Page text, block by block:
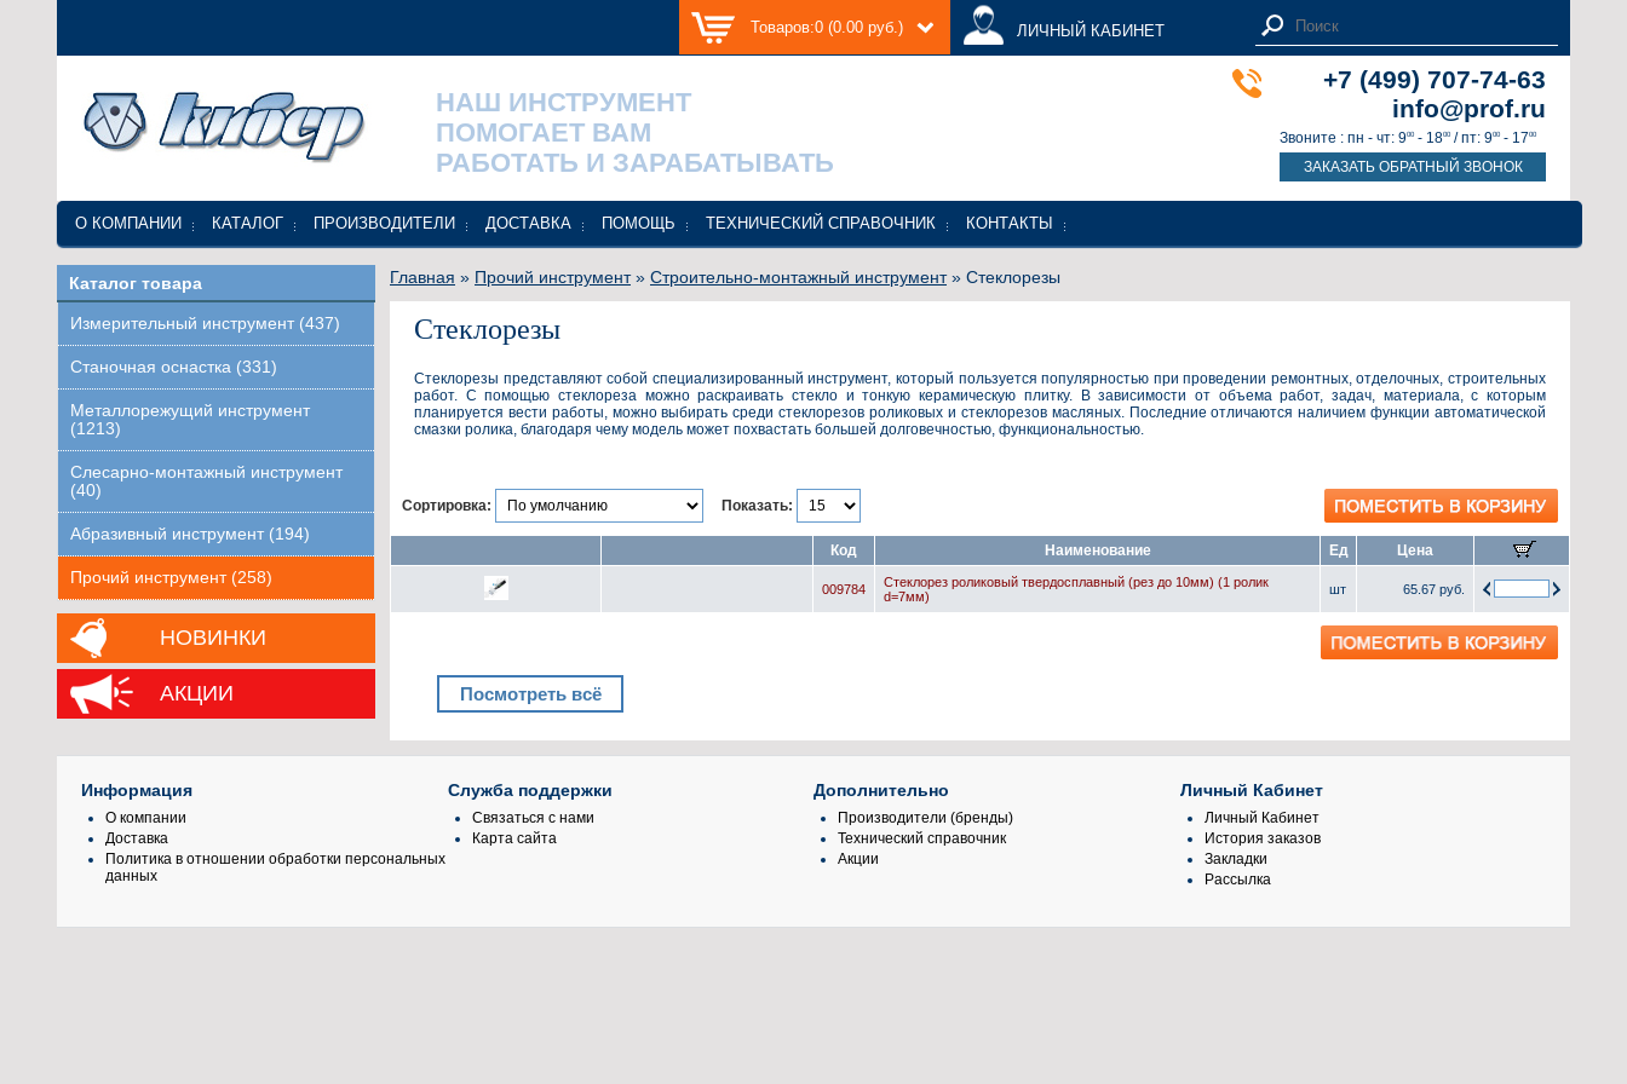
Товаров:0 (0.00 руб.) ЛИЧНЫЙ КАБИНЕТ
НАШ ИНСТРУМЕНТ
ПОМОГАЕТ ВАМ
РАБОТАТЬ И ЗАРАБАТЫВАТЬ
ЗАКАЗАТЬ ОБРАТНЫЙ ЗВОНОК
+7 (499) 707-74-63
info@prof.ru
Звоните : пн - чт: 900 - 1800 / пт: 900 - 1700
О КОМПАНИИ КАТАЛОГ ПРОИЗВОДИТЕЛИ ДОСТАВКА ПОМОЩЬ ТЕХНИЧЕСКИЙ СПРАВОЧНИК КОНТАКТЫ
Каталог товара
Измерительный инструмент (437)
Станочная оснастка (331)
Металлорежущий инструмент
(1213)
Слесарно-монтажный инструмент
(40)
Абразивный инструмент (194)
Прочий инструмент (258)
НОВИНКИ
АКЦИИ
Главная » Прочий инструмент» Строительно-монтажный инструмент» Стеклорезы
Стеклорезы
Стеклорезы представляют собой специализированный инструмент, который пользуется популярностью при проведении ремонтных, отделочных, строительных
работ. С помощью стеклореза можно раскраивать стекло и тонкую керамическую плитку. В зависимости от объема работ, задач, материала, с которым
планируется вести работы, можно выбирать среди стеклорезов роликовых и стеклорезов масляных. Последние отличаются наличием функции автоматической
смазки ролика, благодаря чему модель может похвастать большей долговечностью, функциональностью.
Сортировка: Показать:
Код Наименование Ед Цена
009784
Стеклорез роликовый твердосплавный (рез до 10мм) (1 ролик
d=7мм)
шт 65.67 руб.
Посмотреть всё
Информация
О компании
Доставка
Политика в отношении обработки персональных
данных
Служба поддержки
Связаться с нами
Карта сайта
Дополнительно
Производители (бренды)
Технический справочник
Акции
Личный Кабинет
Личный Кабинет
История заказов
Закладки
Рассылка